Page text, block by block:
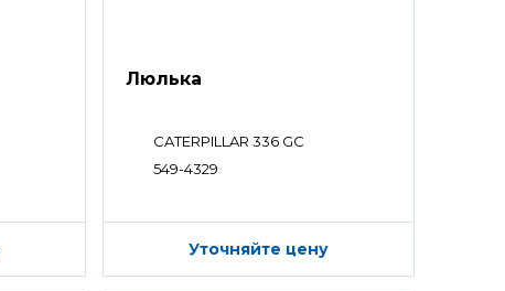
Люлька
CATERPILLAR 336 GC
549-4329
Уточняйте цену